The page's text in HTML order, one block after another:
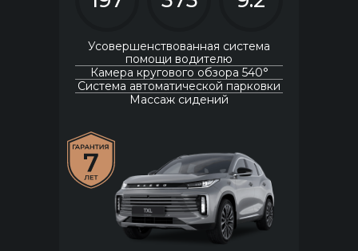
Усовершенствованная система
помощи водителю
Камера кругового обзора 540°
Система автоматической парковки
Массаж сидений